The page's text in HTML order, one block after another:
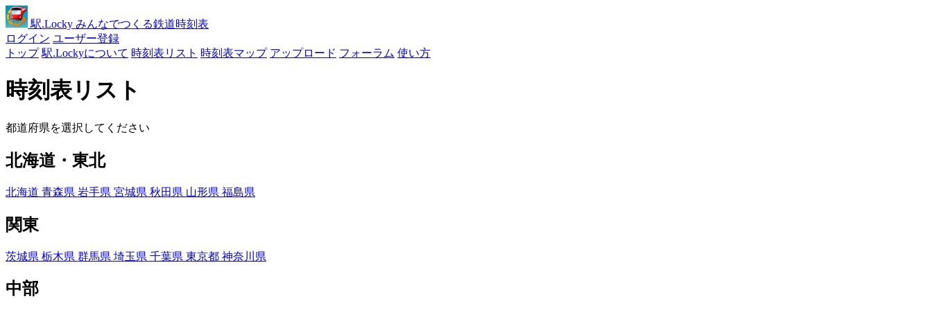
駅.Locky みんなでつくる鉄道時刻表
ログイン ユーザー登録
トップ 駅.Lockyについて 時刻表リスト 時刻表マップ アップロード フォーラム 使い方
時刻表リスト
都道府県を選択してください
北海道・東北
北海道 青森県 岩手県 宮城県 秋田県 山形県 福島県
関東
茨城県 栃木県 群馬県 埼玉県 千葉県 東京都 神奈川県
中部